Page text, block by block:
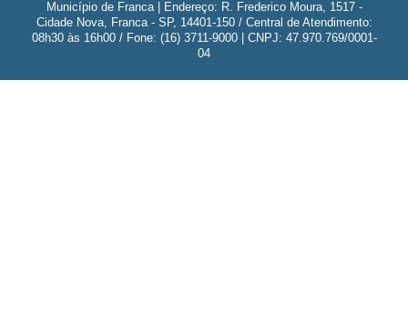
Município de Franca | Endereço: R. Frederico Moura, 1517 -
Cidade Nova, Franca - SP, 14401-150 / Central de Atendimento:
08h30 às 16h00 / Fone: (16) 3711-9000 | CNPJ: 47.970.769/0001-
04